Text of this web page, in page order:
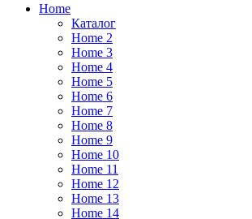
Home
Каталог
Home 2
Home 3
Home 4
Home 5
Home 6
Home 7
Home 8
Home 9
Home 10
Home 11
Home 12
Home 13
Home 14